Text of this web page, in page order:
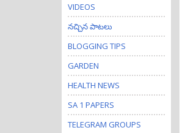
VIDEOS
నచ్చిన పాటలు
BLOGGING TIPS
GARDEN
HEALTH NEWS
SA 1 PAPERS
TELEGRAM GROUPS